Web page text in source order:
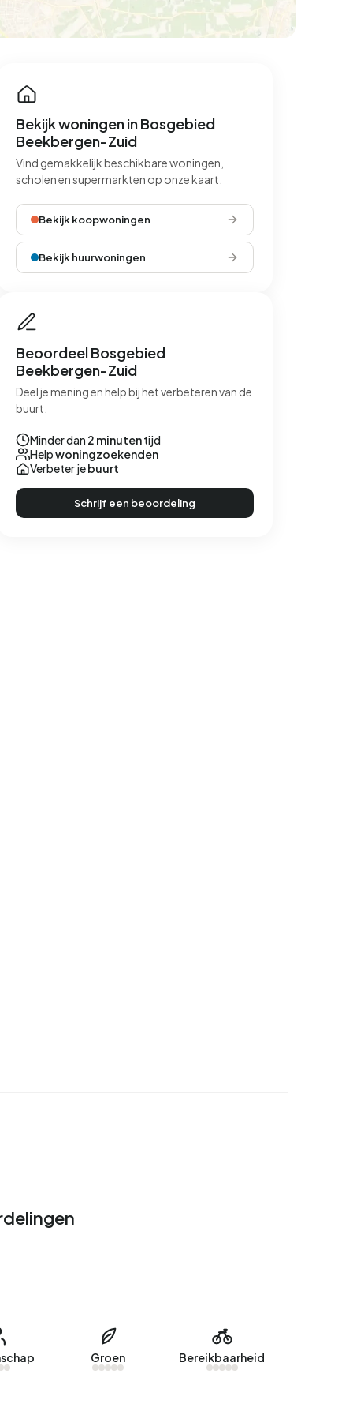
Bekijk woningen in Bosgebied
Beekbergen-Zuid
Vind gemakkelijk beschikbare woningen,
scholen en supermarkten op onze kaart.
Bekijk koopwoningen
Bekijk huurwoningen
Beoordeel Bosgebied
Beekbergen-Zuid
Deel je mening en help bij het verbeteren van de
buurt.
Minder dan 2 minutentijd
Helpwoningzoekenden
Verbeter jebuurt
Schrijf een beoordeling
Groen Bereikbaarheid